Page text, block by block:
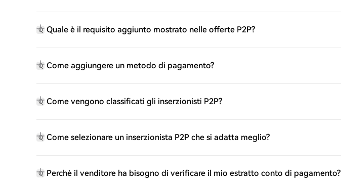
Q Quale è il requisito aggiunto mostrato nelle offerte P2P?
Q Come aggiungere un metodo di pagamento?
Q Come vengono classificati gli inserzionisti P2P?
Q Come selezionare un inserzionista P2P che si adatta meglio?
Q Perchè il venditore ha bisogno di verificare il mio estratto conto di pagamento?